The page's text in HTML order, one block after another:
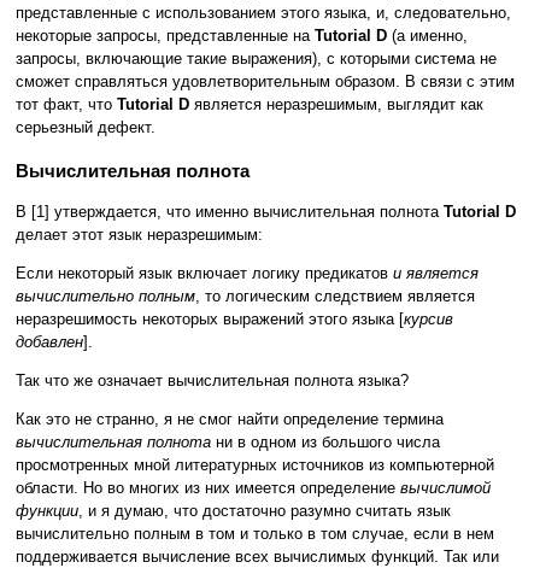
представленные с использованием этого языка, и, следовательно,
некоторые запросы, представленные на Tutorial D (а именно,
запросы, включающие такие выражения), с которыми система не
сможет справляться удовлетворительным образом. В связи с этим
тот факт, что Tutorial D является неразрешимым, выглядит как
серьезный дефект.
Вычислительная полнота
В [1] утверждается, что именно вычислительная полнота Tutorial D
делает этот язык неразрешимым:
Если некоторый язык включает логику предикатов и является
вычислительно полным , то логическим следствием является
неразрешимость некоторых выражений этого языка [курсив
добавлен].
Так что же означает вычислительная полнота языка?
Как это не странно, я не смог найти определение термина
вычислительная полнота ни в одном из большого числа
просмотренных мной литературных источников из компьютерной
области. Но во многих из них имеется определение вычислимой
функции , и я думаю, что достаточно разумно считать язык
вычислительно полным в том и только в том случае, если в нем
поддерживается вычисление всех вычислимых функций. Так или